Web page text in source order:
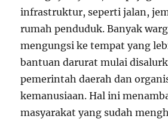
infrastruktur, seperti jalan,
rumah penduduk. Banyak
mengungsi ke tempat yang
bantuan darurat mulai
pemerintah daerah dan
kemanusiaan. Hal ini
masyarakat yang sudah